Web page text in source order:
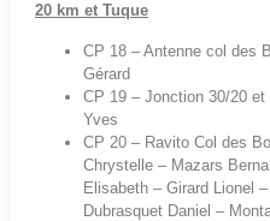
20 km et Tuque
CP 18 – Antenne col des
Gérard
CP 19 – Jonction 30/20
Yves
CP 20 – Ravito Col des
Chrystelle – Mazars
Elisabeth – Girard Lionel
Dubrasquet Daniel –